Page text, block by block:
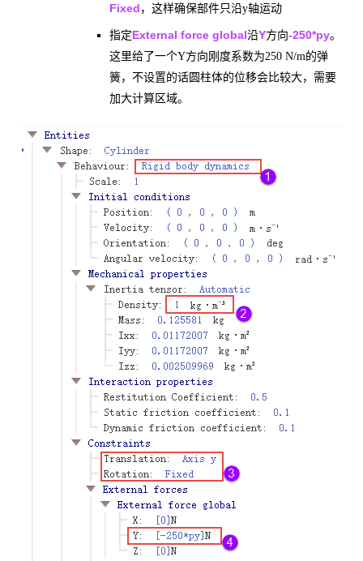
Fixed ，这样确保部件只沿y轴运动
指定External force global沿Y方向-250*py。
这里给了一个Y方向刚度系数为250 N/m的弹
簧，不设置的话圆柱体的位移会比较大，需要
加大计算区域。